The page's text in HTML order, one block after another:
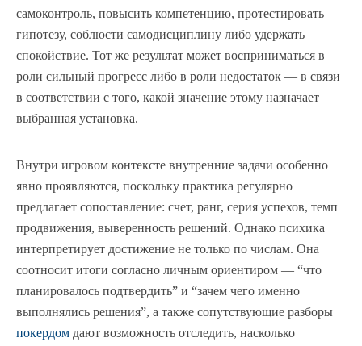
самоконтроль, повысить компетенцию, протестировать
гипотезу, соблюсти самодисциплину либо удержать
спокойствие. Тот же результат может восприниматься в
роли сильный прогресс либо в роли недостаток — в связи
в соответствии с того, какой значение этому назначает
выбранная установка.
Внутри игровом контексте внутренние задачи особенно
явно проявляются, поскольку практика регулярно
предлагает сопоставление: счет, ранг, серия успехов, темп
продвижения, выверенность решений. Однако психика
интерпретирует достижение не только по числам. Она
соотносит итоги согласно личным ориентиром — “что
планировалось подтвердить” и “зачем чего именно
выполнялись решения”, а также сопутствующие разборы
покердом дают возможность отследить, насколько